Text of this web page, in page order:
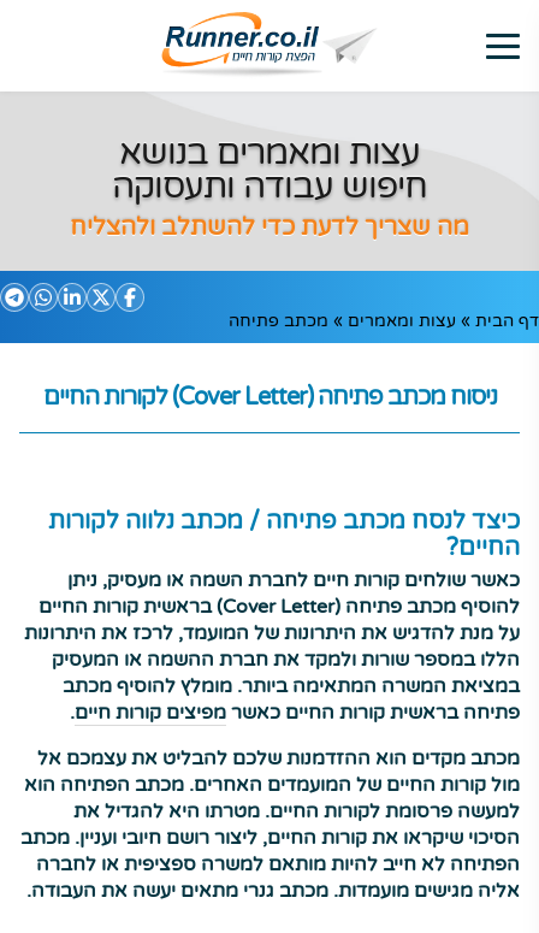
עצות ומאמרים בנושא
חיפוש עבודה ותעסוקה
מה שצריך לדעת כדי להשתלב ולהצליח
דף הבית » עצות ומאמרים » מכתב פתיחה
ניסוח מכתב פתיחה (Cover Letter) לקורות החיים
כיצד לנסח מכתב פתיחה / מכתב נלווה לקורות
החיים?
כאשר שולחים קורות חיים לחברת השמה או מעסיק, ניתן
להוסיף מכתב פתיחה (Cover Letter) בראשית קורות החיים
על מנת להדגיש את היתרונות של המועמד, לרכז את היתרונות
הללו במספר שורות ולמקד את חברת ההשמה או המעסיק
במציאת המשרה המתאימה ביותר. מומלץ להוסיף מכתב
פתיחה בראשית קורות החיים כאשר מפיצים קורות חיים.
מכתב מקדים הוא ההזדמנות שלכם להבליט את עצמכם אל
מול קורות החיים של המועמדים האחרים. מכתב הפתיחה הוא
למעשה פרסומת לקורות החיים. מטרתו היא להגדיל את
הסיכוי שיקראו את קורות החיים, ליצור רושם חיובי ועניין. מכתב
הפתיחה לא חייב להיות מותאם למשרה ספציפית או לחברה
אליה מגישים מועמדות. מכתב גנרי מתאים יעשה את העבודה.